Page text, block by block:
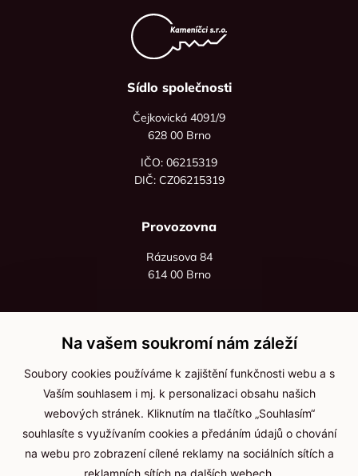
Sídlo společnosti
Čejkovická 4091/9
628 00 Brno
IČO: 06215319
DIČ: CZ06215319
Provozovna
Rázusova 84
614 00 Brno
+420 736 535 066
Po - pá: 8:00 - 16:00
info@jma-kam.cz
Důležité informace
Na vašem soukromí nám záleží
Soubory cookies používáme k zajištění funkčnosti webu a s
Vaším souhlasem i mj. k personalizaci obsahu našich
webových stránek. Kliknutím na tlačítko „Souhlasím“
souhlasíte s využívaním cookies a předáním údajů o chování
na webu pro zobrazení cílené reklamy na sociálních sítích a
reklamních sítích na dalších webech.